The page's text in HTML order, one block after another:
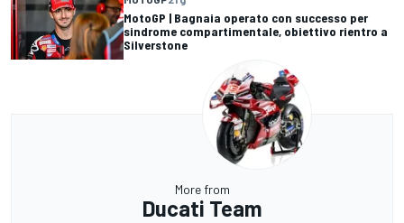
MotoGP | Bagnaia operato con successo per
sindrome compartimentale, obiettivo rientro a
Silverstone
More from
Ducati Team